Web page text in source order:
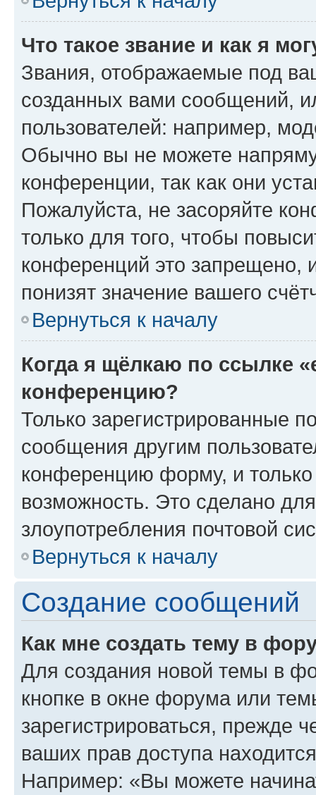
Что такое звание и как я
Звания, отображаемые под
созданных вами сообщений,
пользователей: например,
Обычно вы не можете
конференции, так как они
Пожалуйста, не засоряйте
только для того, чтобы
конференций это запрещено,
понизят значение вашего
Вернуться к началу
Когда я щёлкаю по ссылке
конференцию?
Только зарегистрированные
сообщения другим
конференцию форму, и
возможность. Это сделано
злоупотребления почтовой
Вернуться к началу
Создание сообщений
Как мне создать тему в
Для создания новой темы в
кнопке в окне форума или
зарегистрироваться, прежде
ваших прав доступа
Например: «Вы можете